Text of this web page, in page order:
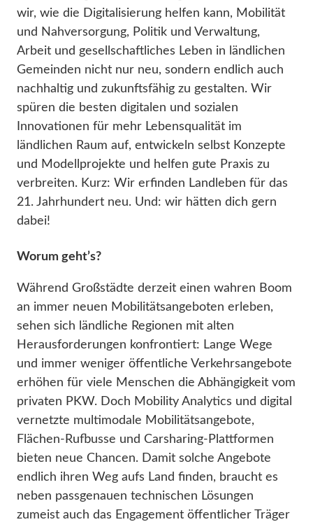
wir, wie die Digitalisierung helfen kann, Mobilität
und Nahversorgung, Politik und Verwaltung,
Arbeit und gesellschaftliches Leben in ländlichen
Gemeinden nicht nur neu, sondern endlich auch
nachhaltig und zukunftsfähig zu gestalten. Wir
spüren die besten digitalen und sozialen
Innovationen für mehr Lebensqualität im
ländlichen Raum auf, entwickeln selbst Konzepte
und Modellprojekte und helfen gute Praxis zu
verbreiten. Kurz: Wir erfinden Landleben für das
21. Jahrhundert neu. Und: wir hätten dich gern
dabei!
Worum geht’s?
Während Großstädte derzeit einen wahren Boom
an immer neuen Mobilitätsangeboten erleben,
sehen sich ländliche Regionen mit alten
Herausforderungen konfrontiert: Lange Wege
und immer weniger öffentliche Verkehrsangebote
erhöhen für viele Menschen die Abhängigkeit vom
privaten PKW. Doch Mobility Analytics und digital
vernetzte multimodale Mobilitätsangebote,
Flächen-Rufbusse und Carsharing-Plattformen
bieten neue Chancen. Damit solche Angebote
endlich ihren Weg aufs Land finden, braucht es
neben passgenauen technischen Lösungen
zumeist auch das Engagement öffentlicher Träger